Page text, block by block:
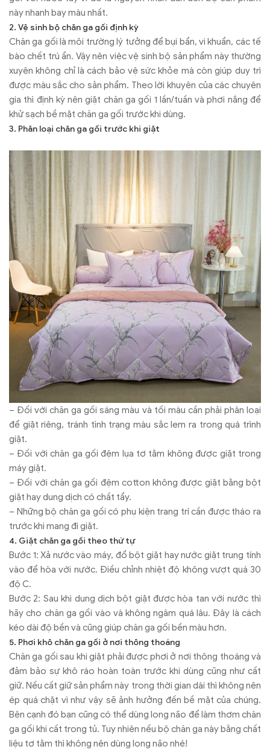
này nhanh bay màu nhất.
2. Vệ sinh bộ chăn ga gối định kỳ
Chăn ga gối là môi trường lý tưởng để bụi bẩn, vi khuẩn, các tế
bào chết trú ẩn. Vậy nên việc vệ sinh bộ sản phẩm này thường
xuyên không chỉ là cách bảo vệ sức khỏe mà còn giúp duy trì
được màu sắc cho sản phẩm. Theo lời khuyên của các chuyên
gia thì định kỳ nên giặt chăn ga gối 1 lần/tuần và phơi nắng để
khử sạch bề mặt chăn ga gối trước khi dùng.
3. Phân loại chăn ga gối trước khi giặt
– Đối với chăn ga gối sáng màu và tối màu cần phải phân loại
để giặt riêng, tránh tình trạng màu sắc lem ra trong quá trình
giặt.
– Đối với chăn ga gối đệm lụa tơ tằm không được giặt trong
máy giặt.
– Đối với chăn ga gối đệm cotton không được giặt bằng bột
giặt hay dung dịch có chất tẩy.
– Những bộ chăn ga gối có phụ kiện trang trí cần được tháo ra
trước khi mang đi giặt.
4. Giặt chăn ga gối theo thứ tự
Bước 1: Xả nước vào máy, đổ bột giặt hay nước giặt trung tính
vào để hòa với nước. Điều chỉnh nhiệt độ không vượt quá 30
độ C.
Bước 2: Sau khi dung dịch bột giặt được hòa tan với nước thì
hãy cho chăn ga gối vào và không ngâm quá lâu. Đây là cách
kéo dài độ bền và cũng giúp chăn ga gối bền màu hơn.
5. Phơi khô chăn ga gối ở nơi thông thoáng
Chăn ga gối sau khi giặt phải được phơi ở nơi thông thoáng và
đảm bảo sự khô ráo hoàn toàn trước khi dùng cũng như cất
giữ. Nếu cất giữ sản phẩm này trong thời gian dài thì không nên
ép quá chặt vì như vậy sẽ ảnh hưởng đến bề mặt của chúng.
Bên cạnh đó bạn cũng có thể dùng long não để làm thơm chăn
ga gối khi cất trong tủ. Tuy nhiên nếu bộ chăn ga này bằng chất
liệu tơ tằm thì không nên dùng long não nhé!